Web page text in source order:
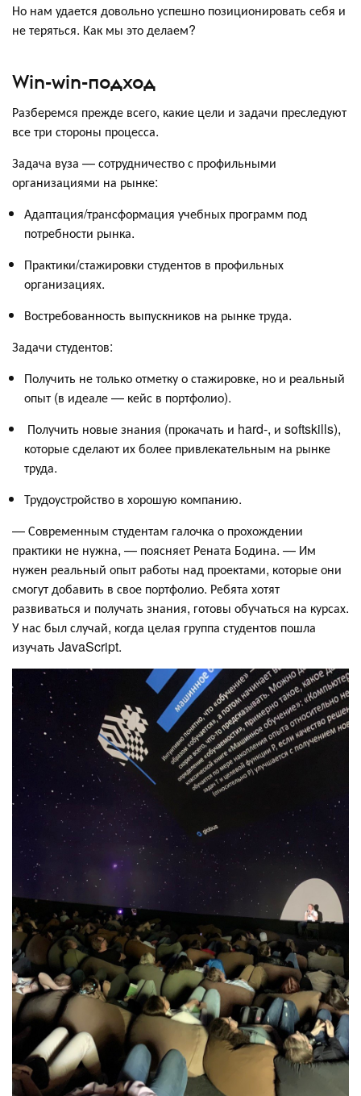
Но нам удается довольно успешно позиционировать себя и
не теряться. Как мы это делаем?
Win-win-подход
Разберемся прежде всего, какие цели и задачи преследуют
все три стороны процесса.
Задача вуза — сотрудничество с профильными
организациями на рынке:
Адаптация/трансформация учебных программ под
потребности рынка.
Практики/стажировки студентов в профильных
организациях.
Востребованность выпускников на рынке труда.
Задачи студентов:
Получить не только отметку о стажировке, но и реальный
опыт (в идеале — кейс в портфолио).
Получить новые знания (прокачать и hard-, и softskills),
которые сделают их более привлекательным на рынке
труда.
Трудоустройство в хорошую компанию.
— Современным студентам галочка о прохождении
практики не нужна, — поясняет Рената Бодина. — Им
нужен реальный опыт работы над проектами, которые они
смогут добавить в свое портфолио. Ребята хотят
развиваться и получать знания, готовы обучаться на курсах.
У нас был случай, когда целая группа студентов пошла
изучать JavaScript.